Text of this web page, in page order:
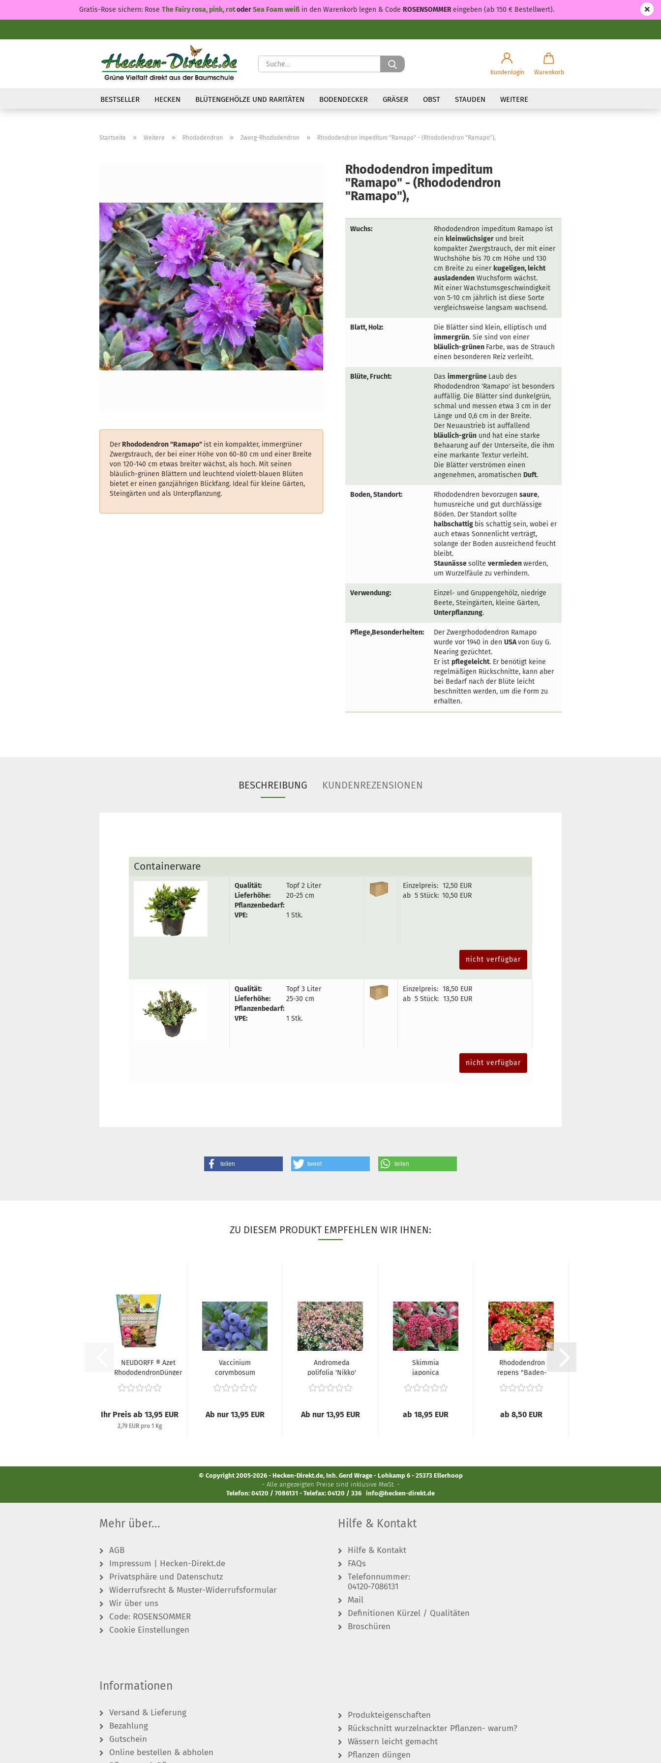
Suche...
Kundenlogin Warenkorb
Gratis-Rose sichern: Rose The Fairy rosa, pink, rotoderSea Foam weißin den Warenkorb legen & Code ROSENSOMMEReingeben (ab 150 € Bestellwert).
BESTSELLER HECKEN BLÜTENGEHÖLZE UND RARITÄTEN BODENDECKER GRÄSER OBST STAUDEN WEITERE
Startseite » Weitere » Rhododendron » Zwerg-Rhododendron » Rhododendron impeditum "Ramapo" - (Rhododendron "Ramapo"),
DerRhododendron "Ramapo" ist ein kompakter, immergrüner
Zwergstrauch, der bei einer Höhe von 60-80 cm und einer Breite
von 120-140 cm etwas breiter wächst, als hoch. Mit seinen
bläulich-grünen Blättern und leuchtend violett-blauen Blüten
bietet er einen ganzjährigen Blickfang. Ideal für kleine Gärten,
Steingärten und als Unterpflanzung.
Rhododendron impeditum
"Ramapo" - (Rhododendron
"Ramapo"),
Wuchs:
Rhododendron impeditum Ramapo ist
ein kleinwüchsiger und breit
kompakter Zwergstrauch, der mit einer
Wuchshöhe bis 70 cm Höhe und 130
cm Breite zu einer kugeligen, leicht
ausladenden Wuchsform wächst.
Mit einer Wachstumsgeschwindigkeit
von 5-10 cm jährlich ist diese Sorte
vergleichsweise langsam wachsend.
Blatt, Holz:
Die Blätter sind klein, elliptisch und
immergrün. Sie sind von einer
bläulich-grünen Farbe, was de Strauch
einen besonderen Reiz verleiht.
Blüte, Frucht: Das immergrüne Laub des
Rhododendron 'Ramapo' ist besonders
auffällig. Die Blätter sind dunkelgrün,
schmal und messen etwa 3 cm in der
Länge und 0,6 cm in der Breite.
Der Neuaustrieb ist auffallend
bläulich-grün und hat eine starke
Behaarung auf der Unterseite, die ihm
eine markante Textur verleiht.
Die Blätter verströmen einen
angenehmen, aromatischen Duft.
Boden, Standort: Rhododendren bevorzugen saure,
humusreiche und gut durchlässige
Böden. Der Standort sollte
halbschattig bis schattig sein, wobei er
auch etwas Sonnenlicht verträgt,
solange der Boden ausreichend feucht
bleibt.
Staunässesollte vermiedenwerden,
um Wurzelfäule zu verhindern.
Verwendung:
Einzel- und Gruppengehölz, niedrige
Beete, Steingärten, kleine Gärten,
Unterpflanzung.
Pflege,Besonderheiten:
Der Zwergrhododendron Ramapo
wurde vor 1940 in den USAvon Guy G.
Nearing gezüchtet.
Er ist pflegeleicht. Er benötigt keine
regelmäßigen Rückschnitte, kann aber
bei Bedarf nach der Blüte leicht
beschnitten werden, um die Form zu
erhalten.
BESCHREIBUNG KUNDENREZENSIONEN
Containerware
Qualität:
Topf 2 Liter
Lieferhöhe:
20-25 cm
Pflanzenbedarf:
VPE:
1 Stk.
Einzelpreis: 12,50 EUR
ab 5 Stück: 10,50 EUR
nicht verfügbar
Qualität:
Topf 3 Liter
Lieferhöhe:
25-30 cm
Pflanzenbedarf:
VPE:
1 Stk.
Einzelpreis: 18,50 EUR
ab 5 Stück: 13,50 EUR
nicht verfügbar
teilen tweet teilen
ZU DIESEM PRODUKT EMPFEHLEN WIR IHNEN:
NEUDORFF ® Azet
RhododendronDünger
(Organischer...
Ihr Preis ab 13,95 EUR
2,79 EUR pro 1 Kg
Vaccinium
corymbosum
"Bluecrop" -
(Heidelbeere...
Ab nur 13,95 EUR
Andromeda
polifolia 'Nikko'
-
(Lavendelheide...
Ab nur 13,95 EUR
Skimmia
japonica
'Rubella' -
(Japanische...
ab 18,95 EUR
Rhododendron
repens "Baden-
Baden" -
(Rhododendron...
ab 8,50 EUR
© Copyright 2005-2026 - Hecken-Direkt.de, Inh. Gerd Wrage - Lohkamp 6 - 25373 Ellerhoop
- Alle angezeigten Preise sind inklusive MwSt. -
Telefon: 04120 / 7086131 - Telefax: 04120 / 336 info@hecken-direkt.de
Mehr über...
AGB
Impressum | Hecken-Direkt.de
Privatsphäre und Datenschutz
Widerrufsrecht & Muster-Widerrufsformular
Wir über uns
Code: ROSENSOMMER
Cookie Einstellungen
Hilfe & Kontakt
Hilfe & Kontakt
FAQs
Telefonnummer:
04120-7086131
Mail
Definitionen Kürzel / Qualitäten
Broschüren
Informationen
Versand & Lieferung
Bezahlung
Gutschein
Online bestellen & abholen
Produkteigenschaften
Rückschnitt wurzelnackter Pflanzen- warum?
Wässern leicht gemacht
Pflanzen düngen